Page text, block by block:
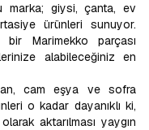
marka; giysi, çanta, ev
ürünleri sunuyor.
Marimekko parçası
alabileceğiniz en
cam eşya ve sofra
o kadar dayanıklı ki,
aktarılması yaygın